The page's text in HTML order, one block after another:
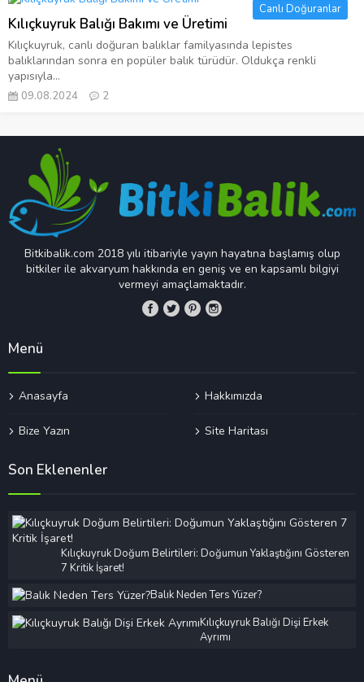
Canlı Doğuranlar
Kılıçkuyruk Balığı Bakımı ve Üretimi
Kılıçkuyruk, canlı doğuran balıklar familyasında lepistes
balıklarından sonra en popüler balık türüdür. Oldukça renkli
yapısıyla...
09.08.2024 2
Bitkibalik.com 2018 yılı itibariyle yayın hayatına başlamış olup
bitkiler ile akvaryum hakkında en geniş ve en kapsamlı bilgiyi
vermeyi amaçlamaktadır.
Menü
Anasayfa Hakkımızda
Bize Yazın Site Haritası
Son Eklenenler
Kılıçkuyruk Doğum Belirtileri: Doğumun Yaklaştığını Gösteren
7 Kritik İşaret!
Balık Neden Ters Yüzer?
Kılıçkuyruk Balığı Dişi Erkek
Ayrımı